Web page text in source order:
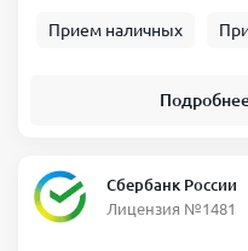
Прием наличных
Сбербанк России
Лицензия №1481